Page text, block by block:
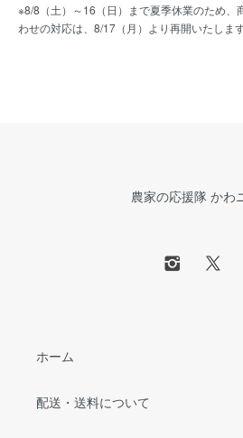
※8/8（土）～16（日）まで夏季休業のため、
わせの対応は、8/17（月）より再開いたします
農家の応援隊 かわ
ホーム
配送・送料について